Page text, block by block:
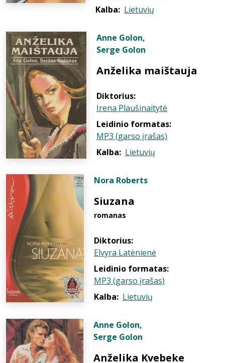
Kalba: Lietuvių
Anne Golon,
Serge Golon
Anželika maištauja
Diktorius:
Irena Plaušinaitytė
Leidinio formatas:
MP3 (garso įrašas)
Kalba: Lietuvių
Nora Roberts
Siuzana
romanas
Diktorius:
Elvyra Latėnienė
Leidinio formatas:
MP3 (garso įrašas)
Kalba: Lietuvių
Anne Golon,
Serge Golon
Anželika Kvebeke